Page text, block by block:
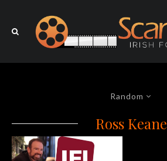
Random
Ross Keane